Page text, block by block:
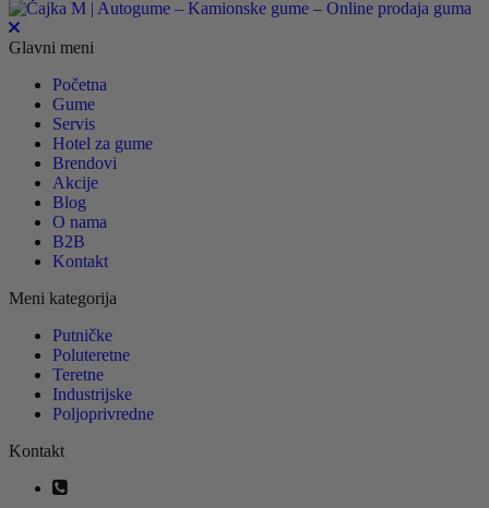
Glavni meni
Početna
Gume
Servis
Hotel za gume
Brendovi
Akcije
Blog
O nama
B2B
Kontakt
Meni kategorija
Putničke
Poluteretne
Teretne
Industrijske
Poljoprivredne
Kontakt